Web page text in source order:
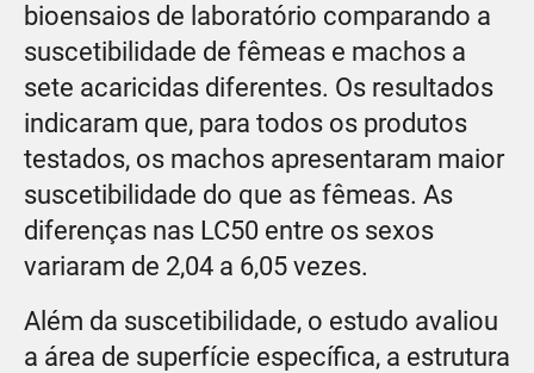
bioensaios de laboratório comparando a
suscetibilidade de fêmeas e machos a
sete acaricidas diferentes. Os resultados
indicaram que, para todos os produtos
testados, os machos apresentaram maior
suscetibilidade do que as fêmeas. As
diferenças nas LC50 entre os sexos
variaram de 2,04 a 6,05 vezes.
Além da suscetibilidade, o estudo avaliou
a área de superfície específica, a estrutura